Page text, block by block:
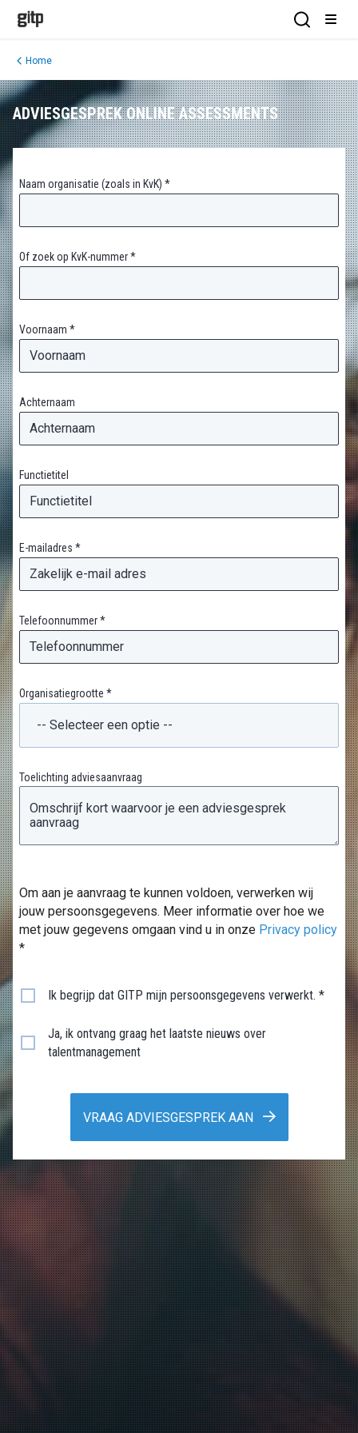
GITP
Open
Home
ADVIESGESPREK ONLINE ASSESSMENTS
Naam organisatie (zoals in KvK) *
Of zoek op KvK-nummer *
Voornaam *
Achternaam
Functietitel
E-mailadres *
Telefoonnummer *
Organisatiegrootte *
Toelichting adviesaanvraag
Om aan je aanvraag te kunnen voldoen, verwerken wij
jouw persoonsgegevens. Meer informatie over hoe we
met jouw gegevens omgaan vind u in onze Privacy policy
*
Ik begrijp dat GITP mijn persoonsgegevens verwerkt. *
Ja, ik ontvang graag het laatste nieuws over
talentmanagement
VRAAG ADVIESGESPREK AAN